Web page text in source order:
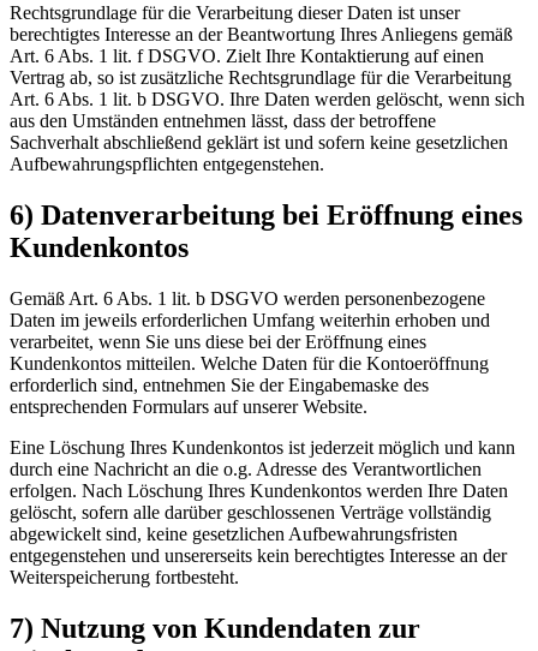
Rechtsgrundlage für die Verarbeitung dieser Daten ist unser
berechtigtes Interesse an der Beantwortung Ihres Anliegens gemäß
Art. 6 Abs. 1 lit. f DSGVO. Zielt Ihre Kontaktierung auf einen
Vertrag ab, so ist zusätzliche Rechtsgrundlage für die Verarbeitung
Art. 6 Abs. 1 lit. b DSGVO. Ihre Daten werden gelöscht, wenn sich
aus den Umständen entnehmen lässt, dass der betroffene
Sachverhalt abschließend geklärt ist und sofern keine gesetzlichen
Aufbewahrungspflichten entgegenstehen.
6) Datenverarbeitung bei Eröffnung eines
Kundenkontos
Gemäß Art. 6 Abs. 1 lit. b DSGVO werden personenbezogene
Daten im jeweils erforderlichen Umfang weiterhin erhoben und
verarbeitet, wenn Sie uns diese bei der Eröffnung eines
Kundenkontos mitteilen. Welche Daten für die Kontoeröffnung
erforderlich sind, entnehmen Sie der Eingabemaske des
entsprechenden Formulars auf unserer Website.
Eine Löschung Ihres Kundenkontos ist jederzeit möglich und kann
durch eine Nachricht an die o.g. Adresse des Verantwortlichen
erfolgen. Nach Löschung Ihres Kundenkontos werden Ihre Daten
gelöscht, sofern alle darüber geschlossenen Verträge vollständig
abgewickelt sind, keine gesetzlichen Aufbewahrungsfristen
entgegenstehen und unsererseits kein berechtigtes Interesse an der
Weiterspeicherung fortbesteht.
7) Nutzung von Kundendaten zur